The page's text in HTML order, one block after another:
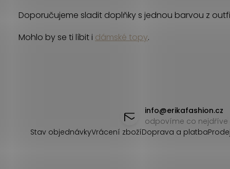
p
r
Doporučujeme sladit doplňky s jednou barvou z
Mohlo by se ti líbit i dámské topy.
info@erikafashion.cz
odpovíme co nejdříve
Stav objednávkyVrácení zbožíDoprava a platba